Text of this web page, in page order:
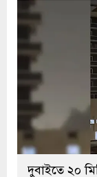
দুবাইতে ২০